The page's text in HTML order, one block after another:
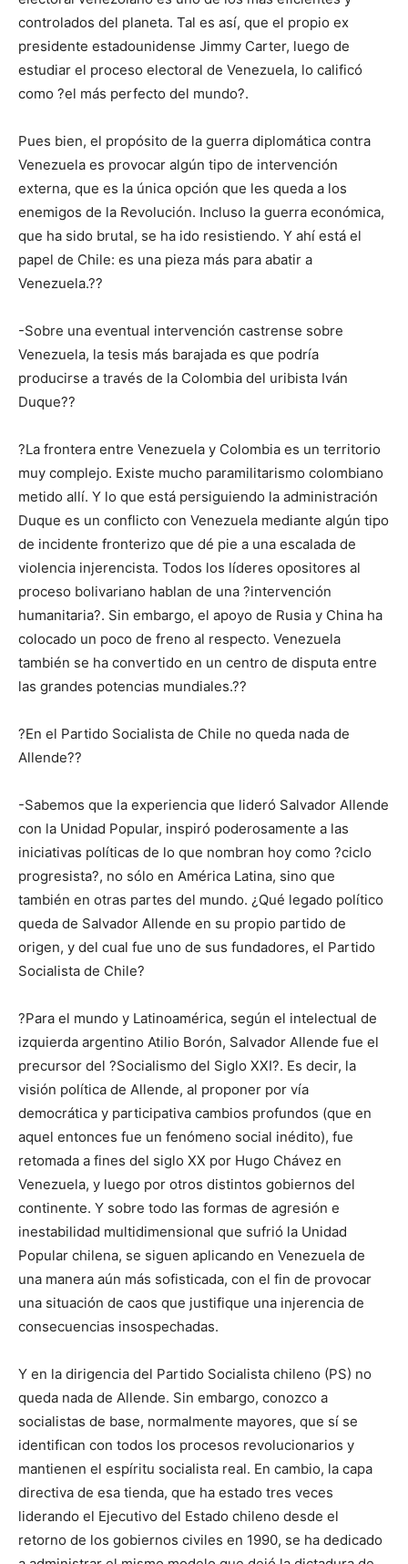
controlados del planeta. Tal es así, que el propio ex
presidente estadounidense Jimmy Carter, luego de
estudiar el proceso electoral de Venezuela, lo calificó
como ?el más perfecto del mundo?.
Pues bien, el propósito de la guerra diplomática contra
Venezuela es provocar algún tipo de intervención
externa, que es la única opción que les queda a los
enemigos de la Revolución. Incluso la guerra económica,
que ha sido brutal, se ha ido resistiendo. Y ahí está el
papel de Chile: es una pieza más para abatir a
Venezuela.??
-Sobre una eventual intervención castrense sobre
Venezuela, la tesis más barajada es que podría
producirse a través de la Colombia del uribista Iván
Duque??
?La frontera entre Venezuela y Colombia es un territorio
muy complejo. Existe mucho paramilitarismo colombiano
metido allí. Y lo que está persiguiendo la administración
Duque es un conflicto con Venezuela mediante algún tipo
de incidente fronterizo que dé pie a una escalada de
violencia injerencista. Todos los líderes opositores al
proceso bolivariano hablan de una ?intervención
humanitaria?. Sin embargo, el apoyo de Rusia y China ha
colocado un poco de freno al respecto. Venezuela
también se ha convertido en un centro de disputa entre
las grandes potencias mundiales.??
?En el Partido Socialista de Chile no queda nada de
Allende??
-Sabemos que la experiencia que lideró Salvador Allende
con la Unidad Popular, inspiró poderosamente a las
iniciativas políticas de lo que nombran hoy como ?ciclo
progresista?, no sólo en América Latina, sino que
también en otras partes del mundo. ¿Qué legado político
queda de Salvador Allende en su propio partido de
origen, y del cual fue uno de sus fundadores, el Partido
Socialista de Chile?
?Para el mundo y Latinoamérica, según el intelectual de
izquierda argentino Atilio Borón, Salvador Allende fue el
precursor del ?Socialismo del Siglo XXI?. Es decir, la
visión política de Allende, al proponer por vía
democrática y participativa cambios profundos (que en
aquel entonces fue un fenómeno social inédito), fue
retomada a fines del siglo XX por Hugo Chávez en
Venezuela, y luego por otros distintos gobiernos del
continente. Y sobre todo las formas de agresión e
inestabilidad multidimensional que sufrió la Unidad
Popular chilena, se siguen aplicando en Venezuela de
una manera aún más sofisticada, con el fin de provocar
una situación de caos que justifique una injerencia de
consecuencias insospechadas.
Y en la dirigencia del Partido Socialista chileno (PS) no
queda nada de Allende. Sin embargo, conozco a
socialistas de base, normalmente mayores, que sí se
identifican con todos los procesos revolucionarios y
mantienen el espíritu socialista real. En cambio, la capa
directiva de esa tienda, que ha estado tres veces
liderando el Ejecutivo del Estado chileno desde el
retorno de los gobiernos civiles en 1990, se ha dedicado